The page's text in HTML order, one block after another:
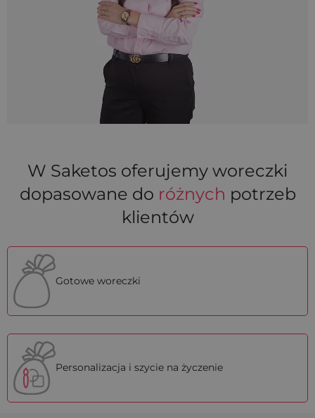
W Saketos oferujemy woreczki
dopasowane do różnych potrzeb
klientów
Gotowe woreczki
Personalizacja i szycie na życzenie